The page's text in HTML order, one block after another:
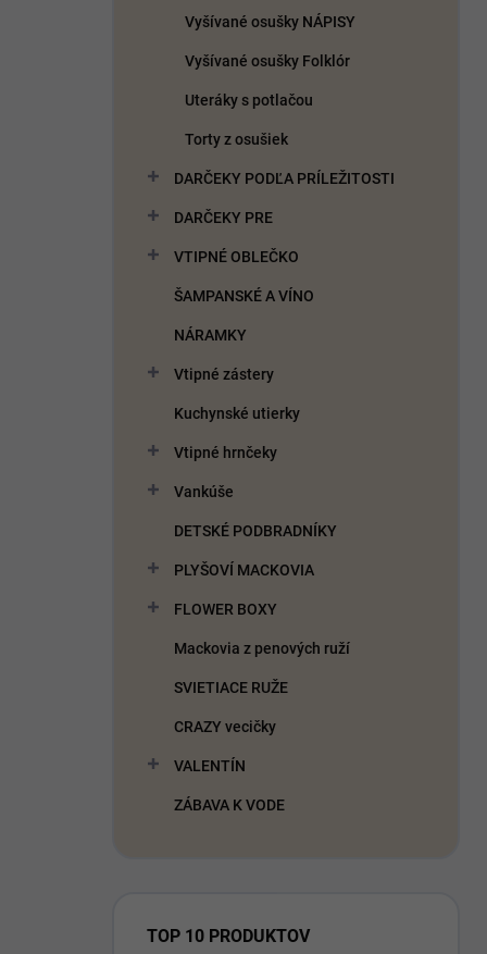
Vyšívané osušky NÁPISY
Vyšívané osušky Folklór
Uteráky s potlačou
Torty z osušiek
DARČEKY PODĽA PRÍLEŽITOSTI
DARČEKY PRE
VTIPNÉ OBLEČKO
ŠAMPANSKÉ A VÍNO
NÁRAMKY
Vtipné zástery
Kuchynské utierky
Vtipné hrnčeky
Vankúše
DETSKÉ PODBRADNÍKY
PLYŠOVÍ MACKOVIA
FLOWER BOXY
Mackovia z penových ruží
SVIETIACE RUŽE
CRAZY vecičky
VALENTÍN
ZÁBAVA K VODE
TOP 10 PRODUKTOV